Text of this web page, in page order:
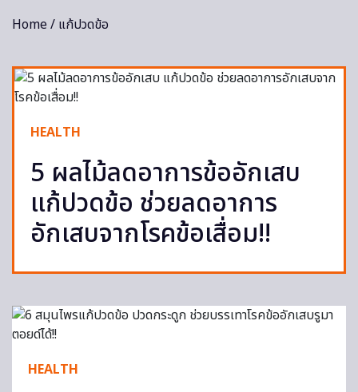
Home/ แก้ปวดข้อ
HEALTH
5 ผลไม้ลดอาการข้ออักเสบ
แก้ปวดข้อ ช่วยลดอาการ
อักเสบจากโรคข้อเสื่อม!!
HEALTH